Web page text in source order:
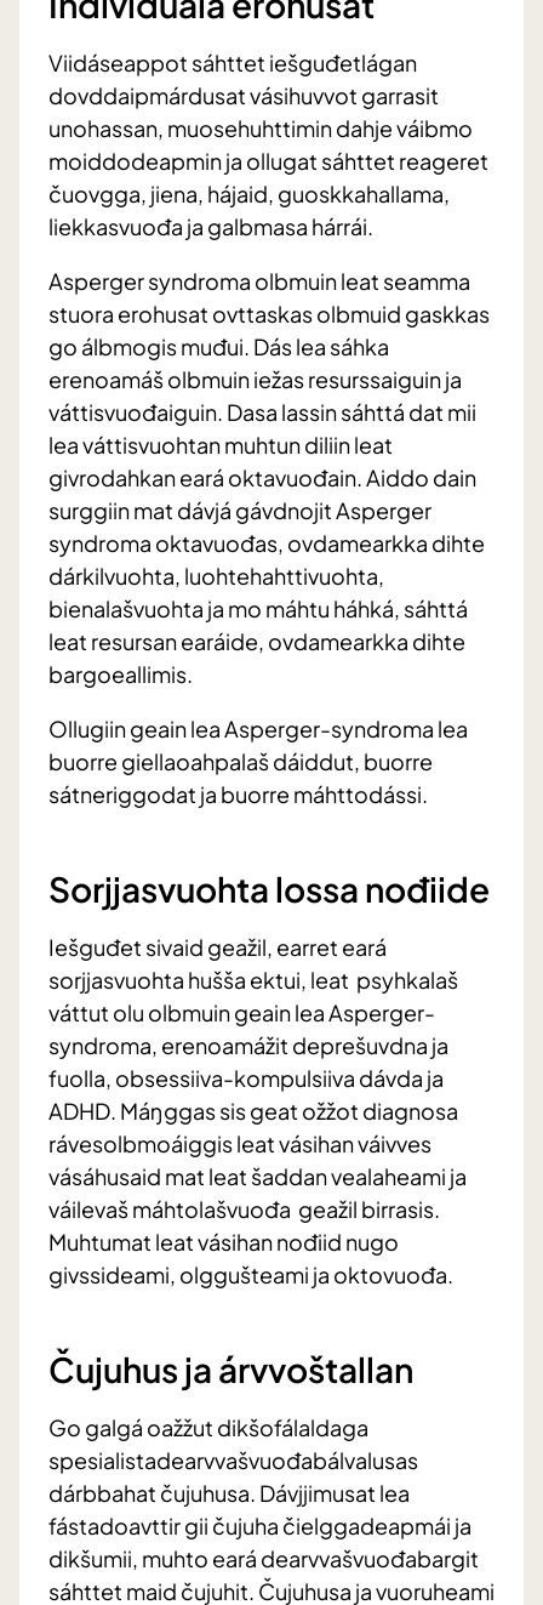
Viidáseappot sáhttet iešguđetlágan
dovddaipmárdusat vásihuvvot garrasit
unohassan, muosehuhttimin dahje váibmo
moiddodeapmin ja ollugat sáhttet reageret
čuovgga, jiena, hájaid, guoskkahallama,
liekkasvuođa ja galbmasa hárrái.
Asperger syndroma olbmuin leat seamma
stuora erohusat ovttaskas olbmuid gaskkas
go álbmogis muđui. Dás lea sáhka
erenoamáš olbmuin iežas resurssaiguin ja
váttisvuođaiguin. Dasa lassin sáhttá dat mii
lea váttisvuohtan muhtun diliin leat
givrodahkan eará oktavuođain. Aiddo dain
surggiin mat dávjá gávdnojit Asperger
syndroma oktavuođas, ovdamearkka dihte
dárkilvuohta, luohtehahttivuohta,
bienalašvuohta ja mo máhtu háhká, sáhttá
leat resursan earáide, ovdamearkka dihte
bargoeallimis.
Ollugiin geain lea Asperger-syndroma lea
buorre giellaoahpalaš dáiddut, buorre
sátneriggodat ja buorre máhttodássi.
Sorjjasvuohta lossa nođiide
Iešguđet sivaid geažil, earret eará
sorjjasvuohta hušša ektui, leat psyhkalaš
váttut olu olbmuin geain lea Asperger-
syndroma, erenoamážit deprešuvdna ja
fuolla, obsessiiva-kompulsiiva dávda ja
ADHD. Máŋggas sis geat ožžot diagnosa
rávesolbmoáiggis leat vásihan váivves
vásáhusaid mat leat šaddan vealaheami ja
váilevaš máhtolašvuođa geažil birrasis.
Muhtumat leat vásihan nođiid nugo
givssideami, olggušteami ja oktovuođa.
Čujuhus ja árvvoštallan
Go galgá oažžut dikšofálaldaga
spesialistadearvvašvuođabálvalusas
dárbbahat čujuhusa. Dávjjimusat lea
fástadoavttir gii čujuha čielggadeapmái ja
dikšumii, muhto eará dearvvašvuođabargit
sáhttet maid čujuhit. Čujuhusa ja vuoruheami